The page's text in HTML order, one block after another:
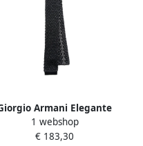
Armani Elegante
Zijden Stropdas voor
Mannen Blue Heren
1 webshop
€ 183,30